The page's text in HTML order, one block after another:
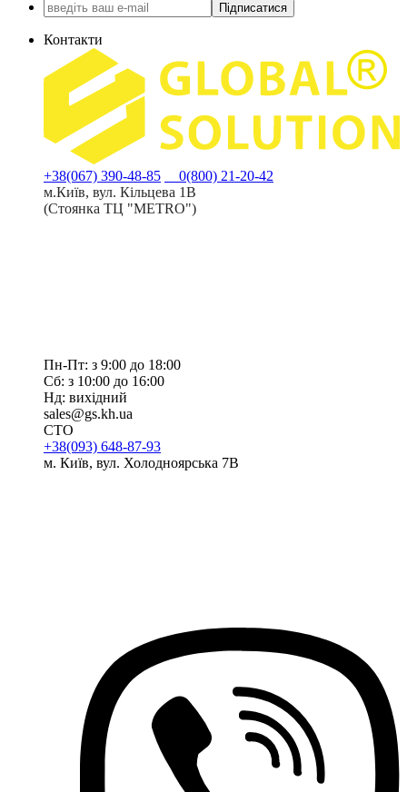
Підписатися
Контакти
+38(067) 390-48-85
0(800) 21-20-42
м.Київ, вул. Кільцева 1В
(Стоянка ТЦ "METRO")
Пн-Пт: з 9:00 до 18:00
Сб: з 10:00 до 16:00
Нд: вихідний
sales@gs.kh.ua
СТО
+38(093) 648-87-93
м. Київ, вул. Холодноярська 7В